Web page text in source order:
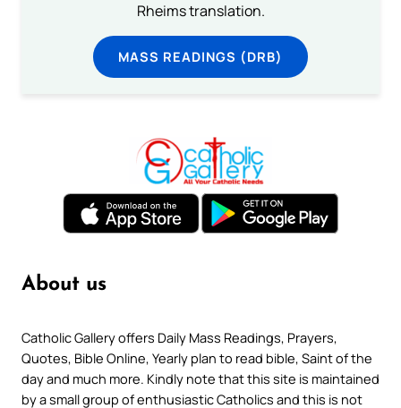
Rheims translation.
MASS READINGS (DRB)
About us
Catholic Gallery offers Daily Mass Readings, Prayers,
Quotes, Bible Online, Yearly plan to read bible, Saint of the
day and much more. Kindly note that this site is maintained
by a small group of enthusiastic Catholics and this is not